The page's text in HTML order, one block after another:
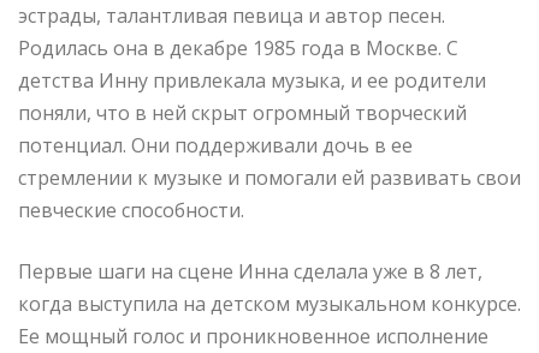
эстрады, талантливая певица и автор песен.
Родилась она в декабре 1985 года в Москве. С
детства Инну привлекала музыка, и ее родители
поняли, что в ней скрыт огромный творческий
потенциал. Они поддерживали дочь в ее
стремлении к музыке и помогали ей развивать свои
певческие способности.
Первые шаги на сцене Инна сделала уже в 8 лет,
когда выступила на детском музыкальном конкурсе.
Ее мощный голос и проникновенное исполнение